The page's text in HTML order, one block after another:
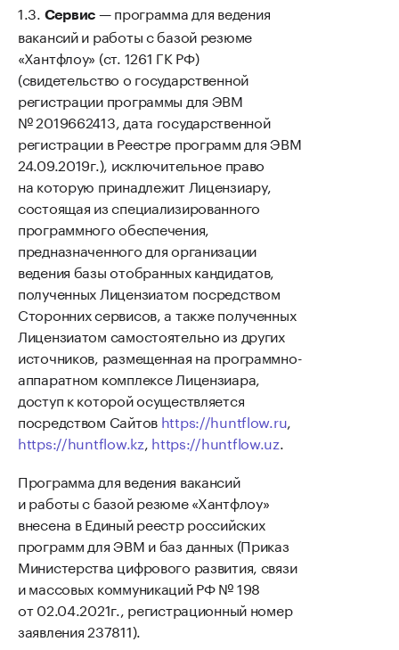
Сервис— программа для ведения
вакансий и работы с базой резюме
«Хантфлоу» (ст. 1261 ГК РФ)
(свидетельство о государственной
регистрации программы для ЭВМ
№ 2019662413, дата государственной
регистрации в Реестре программ для ЭВМ
24.09.2019г.), исключительное право
на которую принадлежит Лицензиару,
состоящая из специализированного
программного обеспечения,
предназначенного для организации
ведения базы отобранных кандидатов,
полученных Лицензиатом посредством
Сторонних сервисов, а также полученных
Лицензиатом самостоятельно из других
источников, размещенная на программно-
аппаратном комплексе Лицензиара,
доступ к которой осуществляется
посредством Сайтов https://huntflow.ru,
https://huntflow.kz, https://huntflow.uz.
Программа для ведения вакансий
и работы с базой резюме «Хантфлоу»
внесена в Единый реестр российских
программ для ЭВМ и баз данных (Приказ
Министерства цифрового развития, связи
и массовых коммуникаций РФ № 198
от 02.04.2021г., регистрационный номер
заявления 237811).